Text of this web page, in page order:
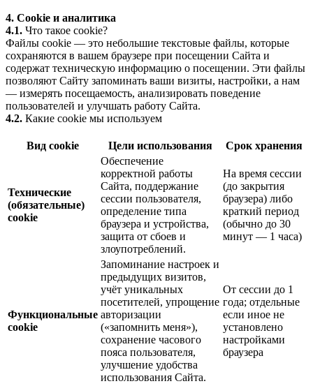
4. Cookie и аналитика
4.1. Что такое cookie?
Файлы cookie — это небольшие текстовые файлы, которые
сохраняются в вашем браузере при посещении Сайта и
содержат техническую информацию о посещении. Эти файлы
позволяют Сайту запоминать ваши визиты, настройки, а нам
— измерять посещаемость, анализировать поведение
пользователей и улучшать работу Сайта.
4.2. Какие cookie мы используем
Вид cookie Цели использования Срок хранения
Технические
(обязательные)
cookie
Обеспечение
корректной работы
Сайта, поддержание
сессии пользователя,
определение типа
браузера и устройства,
защита от сбоев и
злоупотреблений.
На время сессии
(до закрытия
браузера) либо
краткий период
(обычно до 30
минут — 1 часа)
Функциональные
cookie
Запоминание настроек и
предыдущих визитов,
учёт уникальных
посетителей, упрощение
авторизации
(«запомнить меня»),
сохранение часового
пояса пользователя,
улучшение удобства
использования Сайта.
От сессии до 1
года; отдельные
если иное не
установлено
настройками
браузера